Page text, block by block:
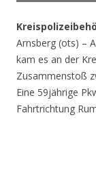
Arnsberg (ots) –
kam es an der
Zusammenstoß
Eine 59jährige
Fahrtrichtung